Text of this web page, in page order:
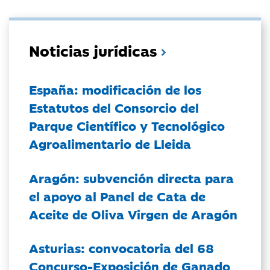
Noticias jurídicas
España: modificación de los
Estatutos del Consorcio del
Parque Científico y Tecnológico
Agroalimentario de Lleida
Aragón: subvención directa para
el apoyo al Panel de Cata de
Aceite de Oliva Virgen de Aragón
Asturias: convocatoria del 68
Concurso-Exposición de Ganado